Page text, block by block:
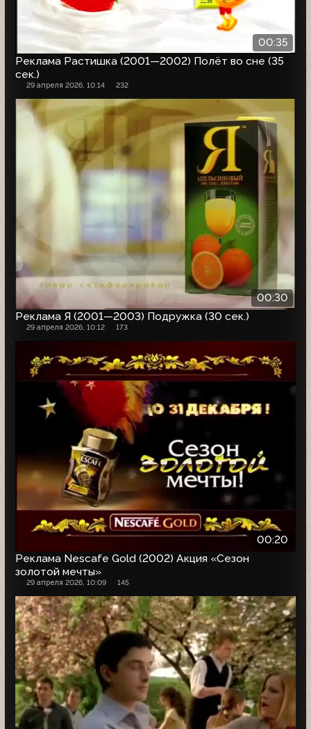
00:35
Реклама Растишка (2001—2002) Полёт во сне (35
сек.)
29 апреля 2026, 10:14 232
00:30
Реклама Я (2001—2003) Подружка (30 сек.)
29 апреля 2026, 10:12 173
00:20
Реклама Nescafe Gold (2002) Акция «Сезон
золотой мечты»
29 апреля 2026, 10:09 145